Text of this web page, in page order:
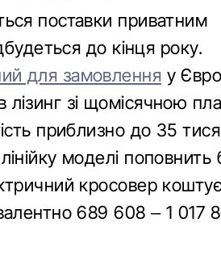
поставки приватним
до кінця року.
для замовлення у
зі щомісячною
приблизно до 35
моделі поповнить
кросовер
689 608 – 1 017